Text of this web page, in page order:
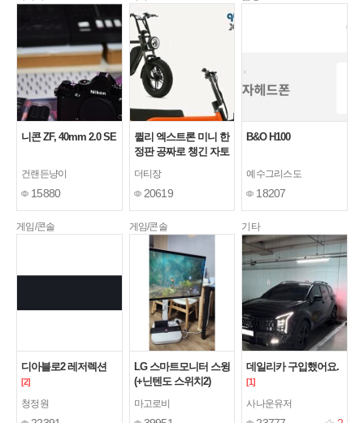
니콘 ZF, 40mm 2.0 SE
건랜든냥이
15880
퀼리 엑스트론 미니 한
정판 공짜로 챙긴 자토
더티장
20619
B&O H100
예수그리스도
18207
게임/콘솔
디아블로2 레저렉션
[2]
청정원
게임/콘솔
LG 스마트모니터 스윙
(+닌텐도 스위치2)
마고로비
기타
데일리카 구입했어요.
[1]
사나운유저